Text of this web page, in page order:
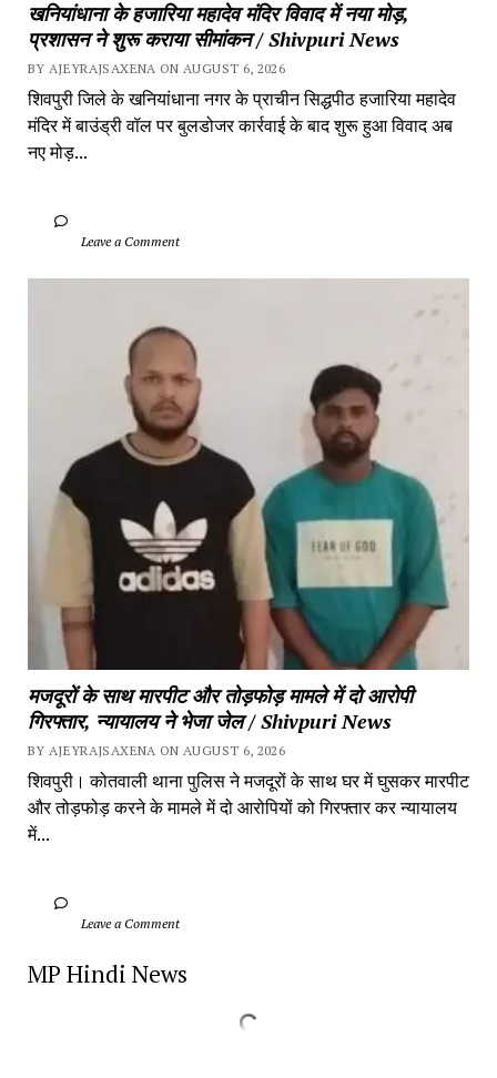
खनियांधाना के हजारिया महादेव मंदिर विवाद में नया मोड़,
प्रशासन ने शुरू कराया सीमांकन / Shivpuri News
BY AJEYRAJSAXENA ON AUGUST 6, 2026
शिवपुरी जिले के खनियांधाना नगर के प्राचीन सिद्धपीठ हजारिया महादेव
मंदिर में बाउंड्री वॉल पर बुलडोजर कार्रवाई के बाद शुरू हुआ विवाद अब
नए मोड़...
		Leave a Comment
मजदूरों के साथ मारपीट और तोड़फोड़ मामले में दो आरोपी
गिरफ्तार, न्यायालय ने भेजा जेल / Shivpuri News
BY AJEYRAJSAXENA ON AUGUST 6, 2026
शिवपुरी। कोतवाली थाना पुलिस ने मजदूरों के साथ घर में घुसकर मारपीट
और तोड़फोड़ करने के मामले में दो आरोपियों को गिरफ्तार कर न्यायालय
में...
		Leave a Comment
MP Hindi News